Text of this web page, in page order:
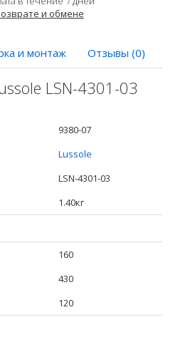
и обмене
и монтаж Отзывы (0)
LSN-4301-03
9380-07
Lussole
LSN-4301-03
1.40кг
160
430
120